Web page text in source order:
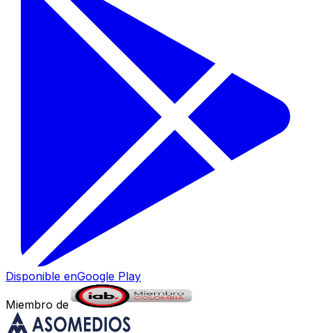
Disponible enGoogle Play
Miembro de